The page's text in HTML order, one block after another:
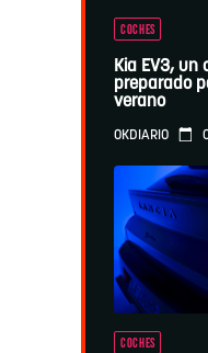
COCHES
Kia EV3, un
preparado
verano
OKDIARIO
COCHES